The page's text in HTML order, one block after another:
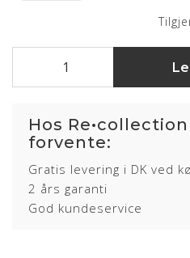
Hos
forvente:
Gratis levering i DK ved
2 års garanti
God kundeservice